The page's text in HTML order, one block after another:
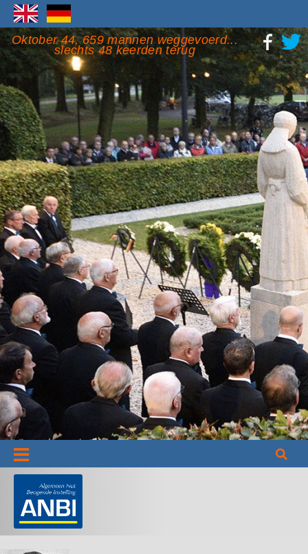
Oktober 44, 659 mannen weggevoerd...
slechts 48 keerden terug
Informatie